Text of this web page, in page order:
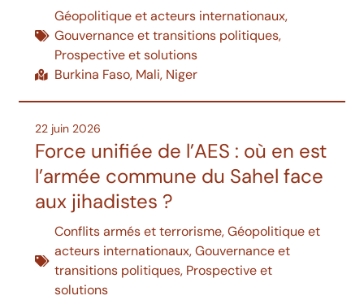
Géopolitique et acteurs internationaux,
Gouvernance et transitions politiques,
Prospective et solutions
Burkina Faso, Mali, Niger
22 juin 2026
Force unifiée de l’AES : où en est
l’armée commune du Sahel face
aux jihadistes ?
Conflits armés et terrorisme,Géopolitique et
acteurs internationaux,Gouvernance et
transitions politiques, Prospective et
solutions